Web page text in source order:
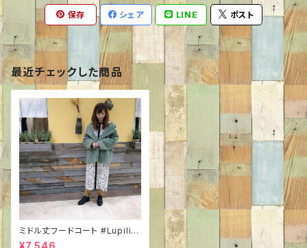
保存 シェア LINE ポスト
最近チェックした商品
ミドル丈フードコート #Lupilie
n P225114L #軽めアウター#
¥7,546